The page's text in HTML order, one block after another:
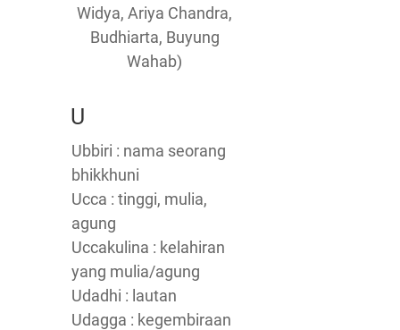
Widya, Ariya Chandra,
Budhiarta, Buyung
Wahab)
U
Ubbiri : nama seorang
bhikkhuni
Ucca : tinggi, mulia,
agung
Uccakulina : kelahiran
yang mulia/agung
Udadhi : lautan
Udagga : kegembiraan